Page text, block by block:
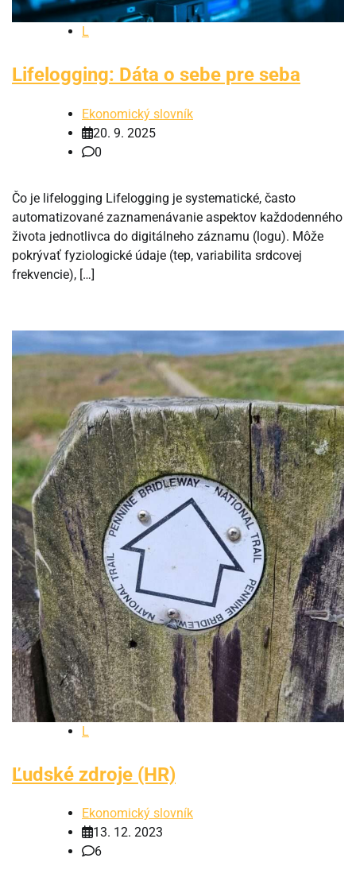
L
Lifelogging: Dáta o sebe pre seba
Ekonomický slovník
20. 9. 2025
0
Čo je lifelogging Lifelogging je systematické, často
automatizované zaznamenávanie aspektov každodenného
života jednotlivca do digitálneho záznamu (logu). Môže
pokrývať fyziologické údaje (tep, variabilita srdcovej
frekvencie), […]
L
Ľudské zdroje (HR)
Ekonomický slovník
13. 12. 2023
6